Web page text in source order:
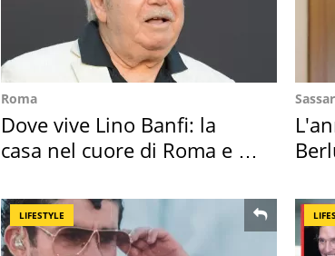
Roma
Dove vive Lino Banfi: la
casa nel cuore di Roma e i
LIFESTYLE